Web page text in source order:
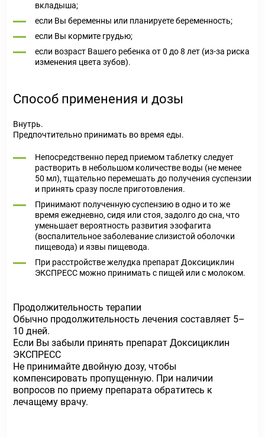
вкладыша;
если Вы беременны или планируете беременность;
если Вы кормите грудью;
если возраст Вашего ребенка от 0 до 8 лет (из-за риска
изменения цвета зубов).
Способ применения и дозы
Внутрь.
Предпочтительно принимать во время еды.
Непосредственно перед приемом таблетку следует
растворить в небольшом количестве воды (не менее
50 мл), тщательно перемешать до получения суспензии
и принять сразу после приготовления.
Принимают полученную суспензию в одно и то же
время ежедневно, сидя или стоя, задолго до сна, что
уменьшает вероятность развития эзофагита
(воспалительное заболевание слизистой оболочки
пищевода) и язвы пищевода.
При расстройстве желудка препарат Доксициклин
ЭКСПРЕСС можно принимать с пищей или с молоком.
Продолжительность терапии
Обычно продолжительность лечения составляет 5–
10 дней.
Если Вы забыли принять препарат Доксициклин
ЭКСПРЕСС
Не принимайте двойную дозу, чтобы
компенсировать пропущенную. При наличии
вопросов по приему препарата обратитесь к
лечащему врачу.